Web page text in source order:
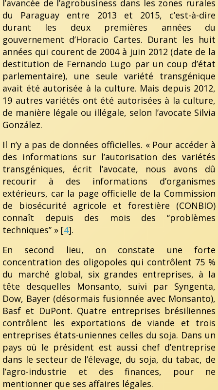
l’avancée de l’agrobusiness dans les zones rurales
du Paraguay entre 2013 et 2015, c’est-à-dire
durant les deux premières années du
gouvernement d’Horacio Cartes. Durant les huit
années qui courent de 2004 à juin 2012 (date de la
destitution de Fernando Lugo par un coup d’état
parlementaire), une seule variété transgénique
avait été autorisée à la culture. Mais depuis 2012,
19 autres variétés ont été autorisées à la culture,
de manière légale ou illégale, selon l’avocate Silvia
González.
Il n’y a pas de données officielles. « Pour accéder à
des informations sur l’autorisation des variétés
transgéniques, écrit l’avocate, nous avons dû
recourir à des informations d’organismes
extérieurs, car la page officielle de la Commission
de biosécurité agricole et forestière (CONBIO)
connaît depuis des mois des ‘‘problèmes
techniques’’ » [4].
En second lieu, on constate une forte
concentration des oligopoles qui contrôlent 75 %
du marché global, six grandes entreprises, à la
tête desquelles Monsanto, suivi par Syngenta,
Dow, Bayer (désormais fusionnée avec Monsanto),
Basf et DuPont. Quatre entreprises brésiliennes
contrôlent les exportations de viande et trois
entreprises états-uniennes celles du soja. Dans un
pays où le président est aussi chef d’entreprise
dans le secteur de l’élevage, du soja, du tabac, de
l’agro-industrie et des finances, pour ne
mentionner que ses affaires légales.